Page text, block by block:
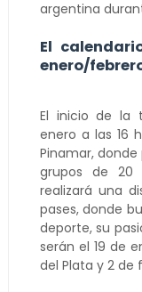
argentina
El
enero/
El inicio de la
enero a las 16
Pinamar,
grupos de 20
realizará una
pases, donde
deporte, su
serán el 19 de
del Plata y 2 de